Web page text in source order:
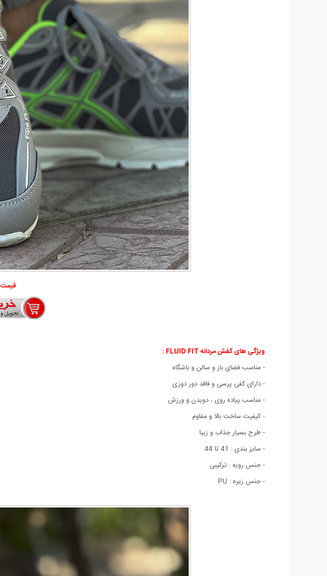
ویژگی های کفش مردانه FLUID FIT
:
- مناسب فضای باز و سالن و باشگاه
- دارای کفی پرسی و فاقد دور دوزی
- مناسب پیاده روی ، دویدن و ورزش
- کیفیت ساخت بالا و مقاوم
- طرح بسیار جذاب و زیبا
- سایز بندی : 41 تا 44
- جنس رویه : ترکیبی
- جنس زیره : PU